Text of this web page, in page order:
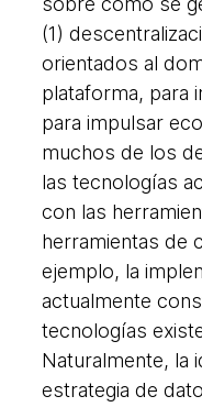
(1)
orientados al
plataforma, para
para impulsar
muchos de los
las tecnologías
con las
herramientas de
ejemplo, la
actualmente
tecnologías
Naturalmente, la
estrategia de